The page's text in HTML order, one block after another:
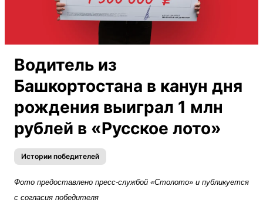
Водитель из
Башкортостана в канун дня
рождения выиграл 1 млн
рублей в «Русское лото»
Истории победителей
Фото предоставлено пресс-службой «Столото» и публикуется
с согласия победителя